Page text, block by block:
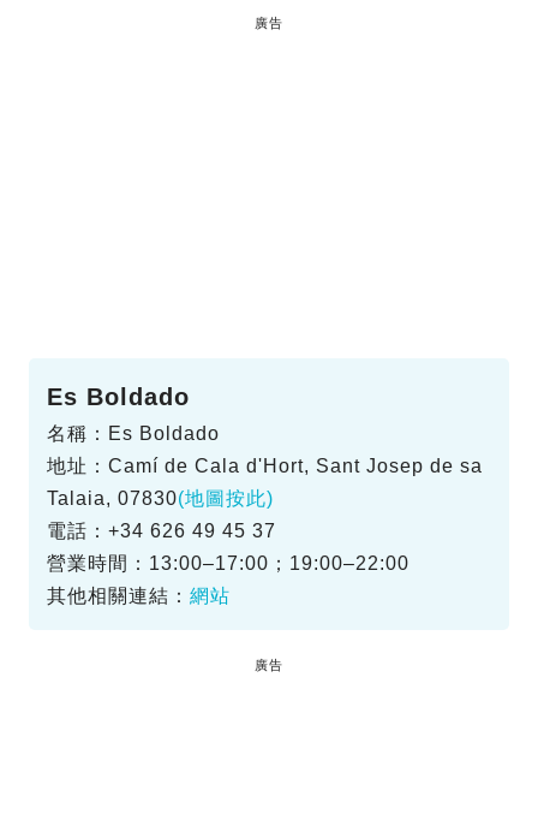
廣告
Es Boldado
名稱：Es Boldado
地址：Camí de Cala d'Hort, Sant Josep de sa
Talaia, 07830(地圖按此)
電話：+34 626 49 45 37
營業時間：13:00–17:00；19:00–22:00
其他相關連結： 網站
廣告